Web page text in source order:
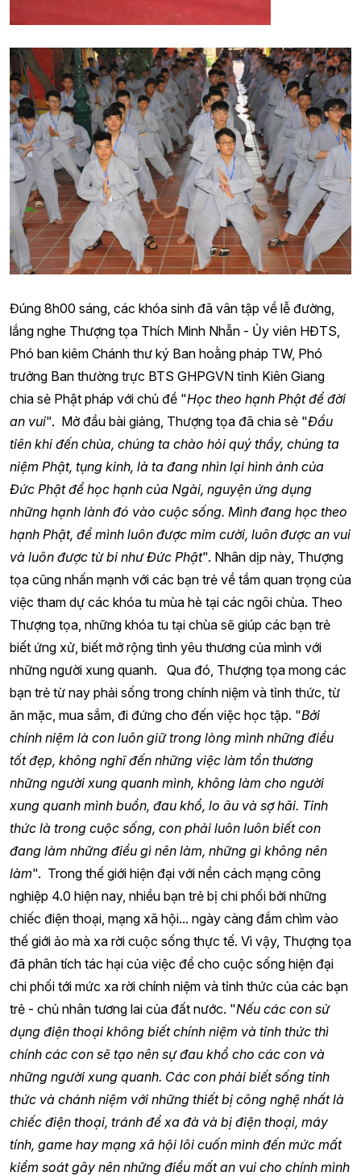
Đúng 8h00 sáng, các khóa sinh đã vân tập về lễ đường,
lắng nghe Thượng tọa Thích Minh Nhẫn - Ủy viên HĐTS,
Phó ban kiêm Chánh thư ký Ban hoằng pháp TW, Phó
trưởng Ban thường trực BTS GHPGVN tỉnh Kiên Giang
chia sẻ Phật pháp với chủ đề "Học theo hạnh Phật để đời
an vui". Mở đầu bài giảng, Thượng tọa đã chia sẻ "Đầu
tiên khi đến chùa, chúng ta chào hỏi quý thầy, chúng ta
niệm Phật, tụng kinh, là ta đang nhìn lại hình ảnh của
Đức Phật để học hạnh của Ngài, nguyện ứng dụng
những hạnh lành đó vào cuộc sống. Mình đang học theo
hạnh Phật, để mình luôn được mỉm cười, luôn được an vui
và luôn được từ bi như Đức Phật". Nhân dịp này, Thượng
tọa cũng nhấn mạnh với các bạn trẻ về tầm quan trọng của
việc tham dự các khóa tu mùa hè tại các ngôi chùa. Theo
Thượng tọa, những khóa tu tại chùa sẽ giúp các bạn trẻ
biết ứng xử, biết mở rộng tình yêu thương của mình với
những người xung quanh. Qua đó, Thượng tọa mong các
bạn trẻ từ nay phải sống trong chính niệm và tỉnh thức, từ
ăn mặc, mua sắm, đi đứng cho đến việc học tập. "Bởi
chính niệm là con luôn giữ trong lòng mình những điều
tốt đẹp, không nghĩ đến những việc làm tổn thương
những người xung quanh mình, không làm cho người
xung quanh mình buồn, đau khổ, lo âu và sợ hãi. Tỉnh
thức là trong cuộc sống, con phải luôn luôn biết con
đang làm những điều gì nên làm, những gì không nên
làm". Trong thế giới hiện đại với nền cách mạng công
nghiệp 4.0 hiện nay, nhiều bạn trẻ bị chi phối bởi những
chiếc điện thoại, mạng xã hội... ngày càng đắm chìm vào
thế giới ảo mà xa rời cuộc sống thực tế. Vì vậy, Thượng tọa
đã phân tích tác hại của việc để cho cuộc sống hiện đại
chi phối tới mức xa rời chính niệm và tỉnh thức của các bạn
trẻ - chủ nhân tương lai của đất nước. "Nếu các con sử
dụng điện thoại không biết chính niệm và tỉnh thức thì
chính các con sẽ tạo nên sự đau khổ cho các con và
những người xung quanh. Các con phải biết sống tỉnh
thức và chánh niệm với những thiết bị công nghệ nhất là
chiếc điện thoại, tránh để xa đà và bị điện thoại, máy
tính, game hay mạng xã hội lôi cuốn mình đến mức mất
kiểm soát gây nên những điều mất an vui cho chính mình